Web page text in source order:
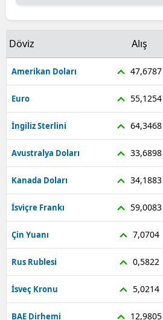
Döviz Alış
Amerikan Doları 47,6787
Euro 55,1254
İngiliz Sterlini 64,3468
Avustralya Doları 33,6898
Kanada Doları 34,1883
İsviçre Frankı 59,0083
Çin Yuanı 7,0704
Rus Rublesi 0,5822
İsveç Kronu 5,0214
BAE Dirhemi 12,9805